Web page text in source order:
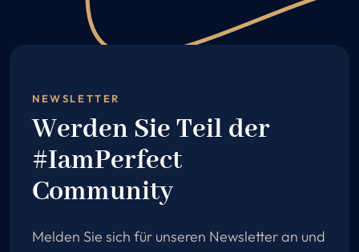
NEWSLETTER
Werden Sie Teil der
#IamPerfect
Community
Melden Sie sich für unseren Newsletter an und